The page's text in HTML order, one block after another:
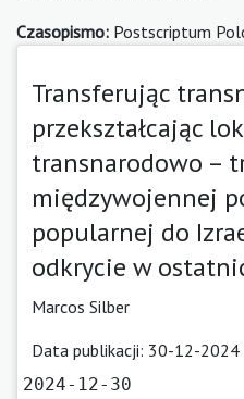
Czasopismo: Postscriptum
Transferując
przekształcając
transnarodowo –
międzywojennej
popularnej do
odkrycie w
Marcos Silber
Data publikacji: 30-12-2024
2024-12-30